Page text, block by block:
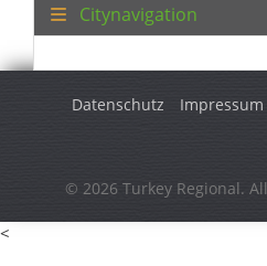
Citynavigation
Datenschutz Impressum
© 2026 Turkey Regional.
<